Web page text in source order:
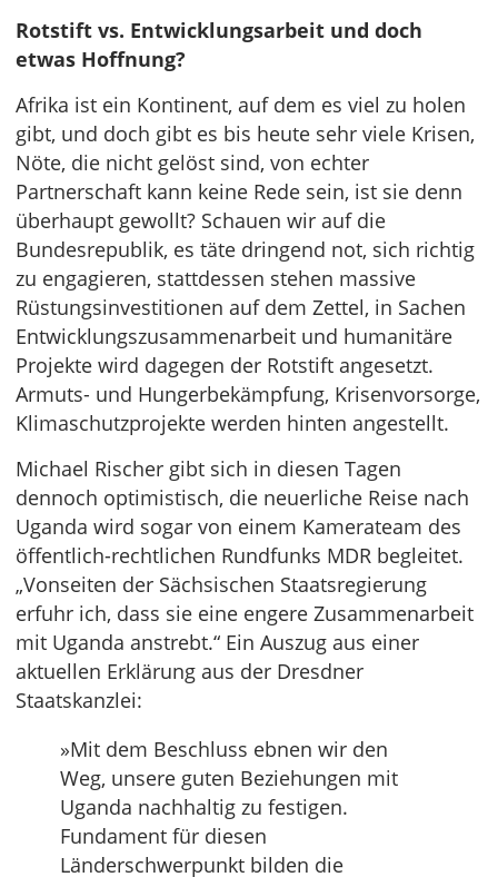
Rotstift vs. Entwicklungsarbeit und doch
etwas Hoffnung?
Afrika ist ein Kontinent, auf dem es viel zu holen
gibt, und doch gibt es bis heute sehr viele Krisen,
Nöte, die nicht gelöst sind, von echter
Partnerschaft kann keine Rede sein, ist sie denn
überhaupt gewollt? Schauen wir auf die
Bundesrepublik, es täte dringend not, sich richtig
zu engagieren, stattdessen stehen massive
Rüstungsinvestitionen auf dem Zettel, in Sachen
Entwicklungszusammenarbeit und humanitäre
Projekte wird dagegen der Rotstift angesetzt.
Armuts- und Hungerbekämpfung, Krisenvorsorge,
Klimaschutzprojekte werden hinten angestellt.
Michael Rischer gibt sich in diesen Tagen
dennoch optimistisch, die neuerliche Reise nach
Uganda wird sogar von einem Kamerateam des
öffentlich-rechtlichen Rundfunks MDR begleitet.
„Vonseiten der Sächsischen Staatsregierung
erfuhr ich, dass sie eine engere Zusammenarbeit
mit Uganda anstrebt.“ Ein Auszug aus einer
aktuellen Erklärung aus der Dresdner
Staatskanzlei:
»Mit dem Beschluss ebnen wir den
Weg, unsere guten Beziehungen mit
Uganda nachhaltig zu festigen.
Fundament für diesen
Länderschwerpunkt bilden die